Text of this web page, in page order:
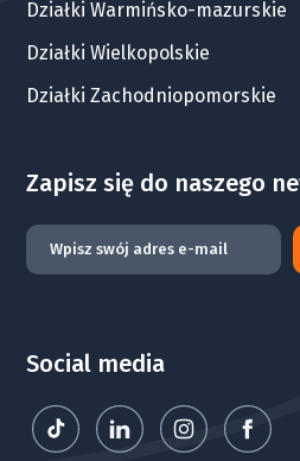
Działki Warmińsko-mazurskie
Działki Wielkopolskie
Działki Zachodniopomorskie
Zapisz się do naszego
Social media